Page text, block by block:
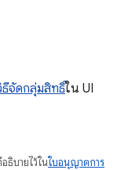
ธีจัดกลุ่มสิทธิ์ใน UI
ธิบายไว้ในใบอนุญาตการ